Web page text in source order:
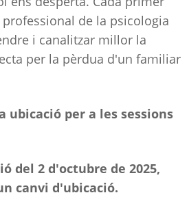
de la psicologia
i canalitzar millor la
per la pèrdua d'un familiar
ubicació per a les sessions
del 2 d'octubre de 2025,
canvi d'ubicació.